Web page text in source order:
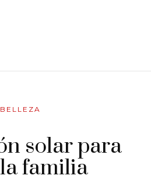
BELLEZA
solar para
familia